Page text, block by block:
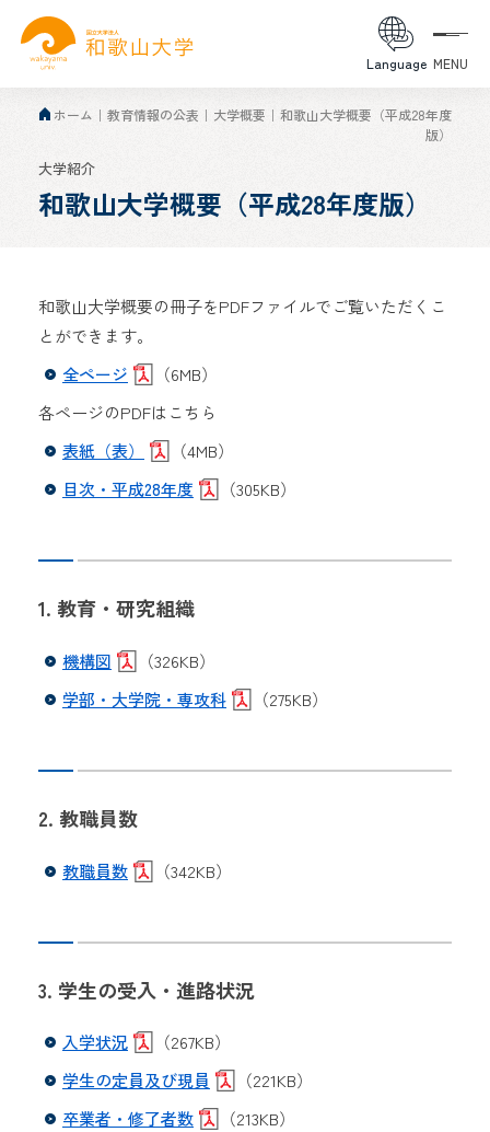
Language MENU
ホーム 教育情報の公表 大学概要
和歌山大学概要（平成28年度
版）
大学紹介
和歌山大学概要（平成28年度版）
和歌山大学概要の冊子をPDFファイルでご覧いただくこ
とができます。
全ページ
（6MB）
各ページのPDFはこちら
表紙（表）
（4MB）
目次・平成28年度
（305KB）
1. 教育・研究組織
機構図
（326KB）
学部・大学院・専攻科
（275KB）
2. 教職員数
教職員数 （342KB）
3. 学生の受入・進路状況
入学状況
（267KB）
学生の定員及び現員
（221KB）
卒業者・修了者数
（213KB）